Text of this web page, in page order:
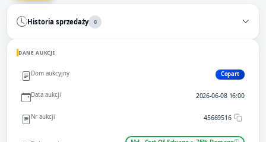
Historia sprzedaży 0
DANE AUKCJI
Dom aukcyjny Copart
Data aukcji 2026-06-08 16:00
Nr aukcji 45669516